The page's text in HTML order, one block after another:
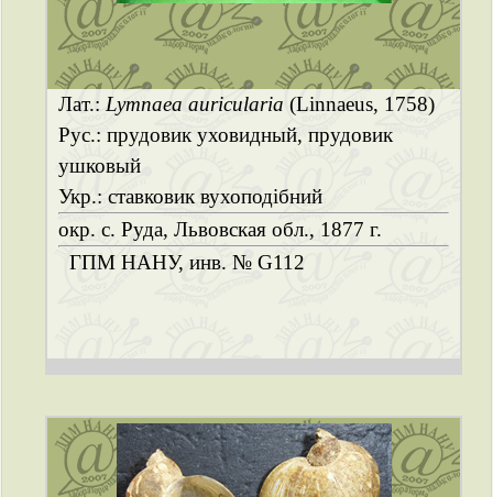
Лат.: Lymnaea auricularia (Linnaeus, 1758)
Рус.: прудовик уховидный, прудовик
ушковый
Укр.: ставковик вухоподібний
окр. с. Руда, Львовская обл., 1877 г.
ГПМ НАНУ, инв. № G112